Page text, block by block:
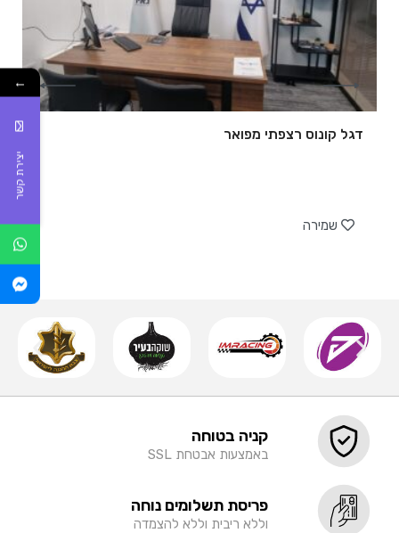
דגל קונוס רצפתי מפואר
שמירה
קניה בטוחה
באמצעות אבטחת SSL
פריסת תשלומים נוחה
וללא ריבית וללא להצמדה
←
יצירת קשר